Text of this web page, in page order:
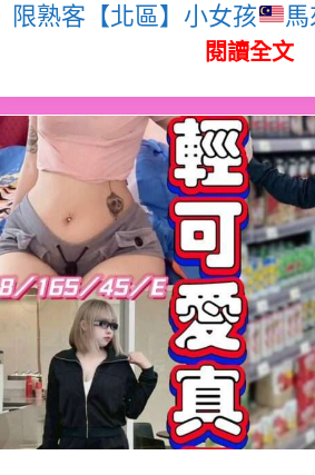
限熟客【北區】小女孩 馬
閱讀全文